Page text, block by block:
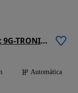
Mercedes-Benz GLC 300 de 4Matic 9G-TRONIC AMG Line
Automática